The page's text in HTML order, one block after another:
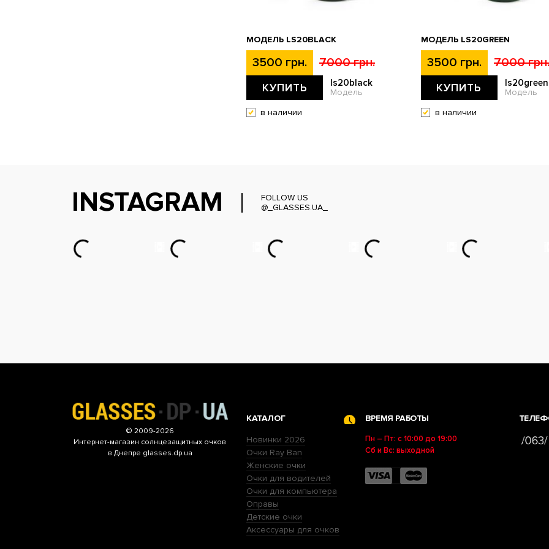
МОДЕЛЬ LS20BLACK
3500 грн. 7000 грн.
КУПИТЬ ls20black
Модель
в наличии
МОДЕЛЬ LS20GREEN
3500 грн. 7000 грн.
КУПИТЬ ls20green
Модель
в наличии
INSTAGRAM
FOLLOW US
@_GLASSES.UA_
© 2009-2026
Интернет-магазин солнцезащитных очков
в Днепре glasses.dp.ua
КАТАЛОГ
Новинки 2026
Очки Ray Ban
Женские очки
Очки для водителей
Очки для компьютера
Оправы
Детские очки
Аксессуары для очков
ВРЕМЯ РАБОТЫ
Пн – Пт: с 10:00 до 19:00
Сб и Вс: выходной